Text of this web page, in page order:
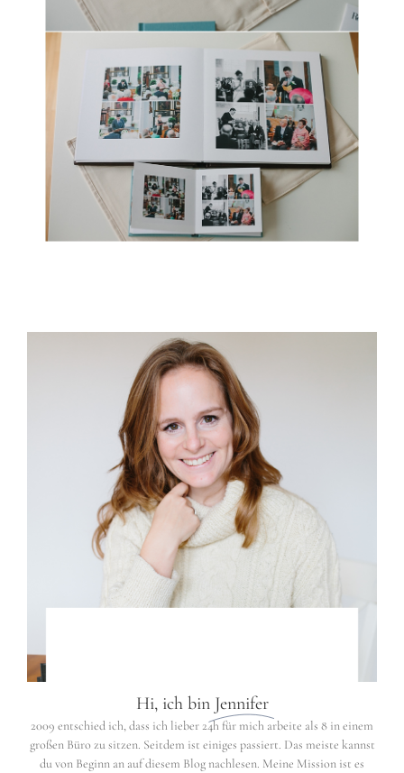
Hi, ich bin Jennifer
2009 entschied ich, dass ich lieber 24h für mich arbeite als 8 in einem
großen Büro zu sitzen. Seitdem ist einiges passiert. Das meiste kannst
du von Beginn an auf diesem Blog nachlesen. Meine Mission ist es